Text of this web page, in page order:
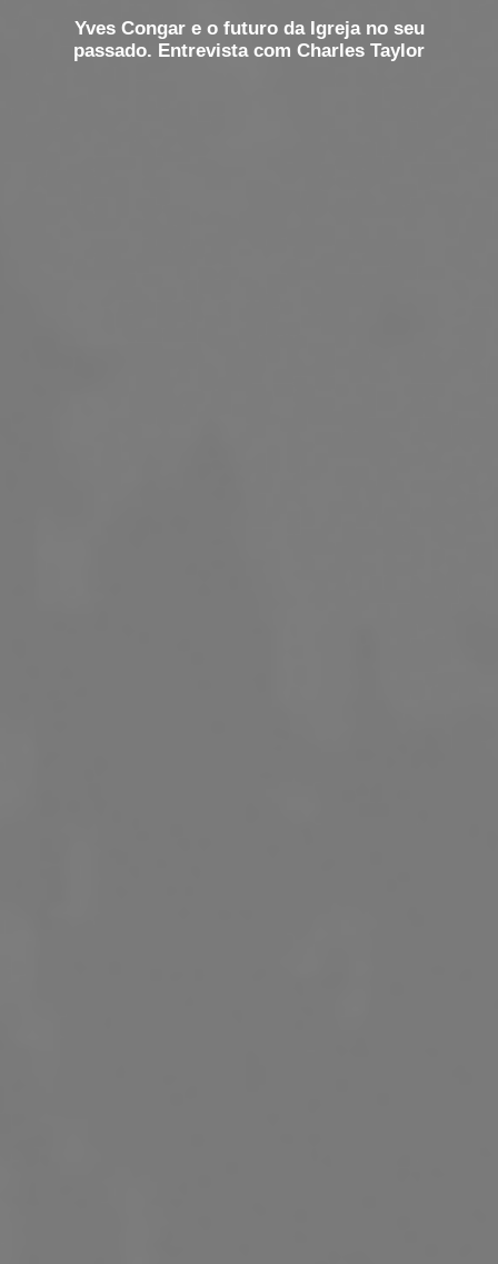
Yves Congar e o futuro da Igreja no seu
passado. Entrevista com Charles Taylor